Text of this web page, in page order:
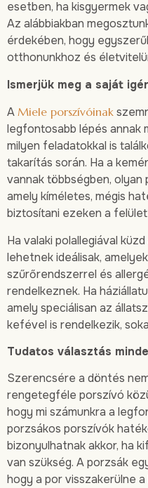
esetben, ha kisgyermek
Az alábbiakban
érdekében, hogy
otthonunkhoz és
Ismerjük meg a saját
A Miele porszívóinak
legfontosabb lépés annak
milyen feladatokkal is
takarítás során. Ha a
vannak többségben,
amely kíméletes, mégis
biztosítani ezeken a
Ha valaki polallegiával
lehetnek ideálisak,
szűrőrendszerrel és
rendelkeznek. Ha
amely speciálisan az
kefével is rendelkezik,
Tudatos választás
Szerencsére a döntés
rengetegféle porszívó
hogy mi számunkra a
porzsákos porszívók
bizonyulhatnak akkor, ha
van szükség. A porzsák
hogy a por visszakerülne